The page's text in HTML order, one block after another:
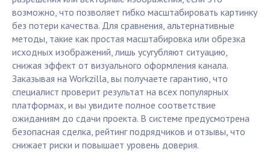
возможно, что позволяет гибко масштабировать картинку
без потери качества. Для сравнения, альтернативные
методы, такие как простая масштабировка или обрезка
исходных изображений, лишь усугубляют ситуацию,
снижая эффект от визуального оформления канала.
Заказывая на Workzilla, вы получаете гарантию, что
специалист проверит результат на всех популярных
платформах, и вы увидите полное соответствие
ожиданиям до сдачи проекта. В системе предусмотрена
безопасная сделка, рейтинг подрядчиков и отзывы, что
снижает риски и повышает уровень доверия.